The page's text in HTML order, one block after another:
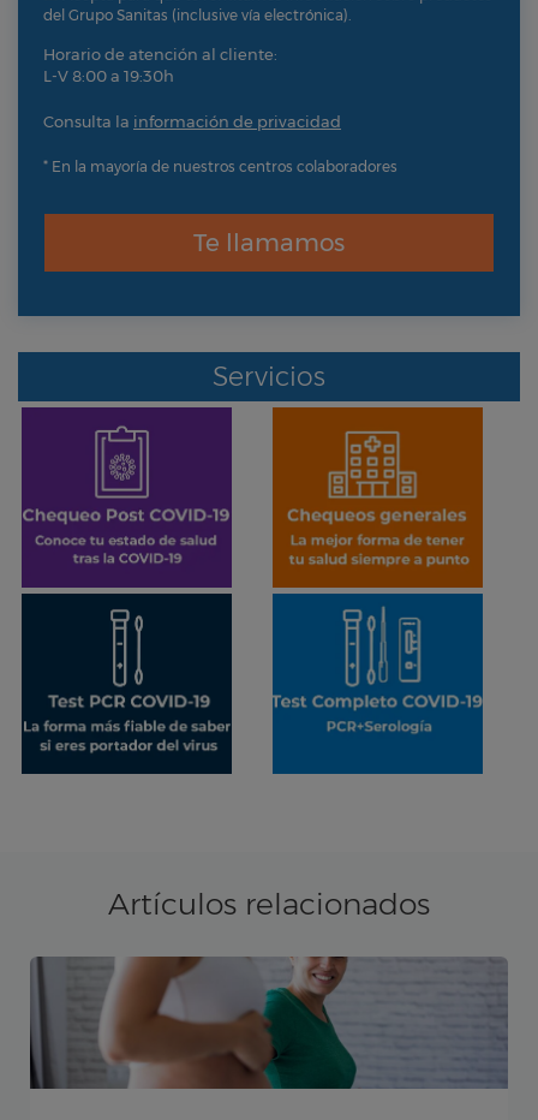
del Grupo Sanitas (inclusive vía electrónica).
Horario de atención al cliente:
L-V 8:00 a 19:30h
Consulta la información de privacidad
* En la mayoría de nuestros centros colaboradores
Te llamamos
Servicios
Artículos relacionados